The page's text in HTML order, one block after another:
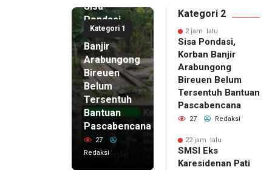
Kategori 1
Sisa
Pondasi,
Korban
Banjir
Arabungong
Bireuen
Belum
Tersentuh
Bantuan
Pascabencana
27
Redaksi
22 jam lalu
SMSI Eks
Karesidenan
Kategori 2
2 jam lalu
Sisa Pondasi,
Korban Banjir
Arabungong
Bireuen Belum
Tersentuh Bantuan
Pascabencana
27 Redaksi
22 jam lalu
SMSI Eks
Karesidenan Pati